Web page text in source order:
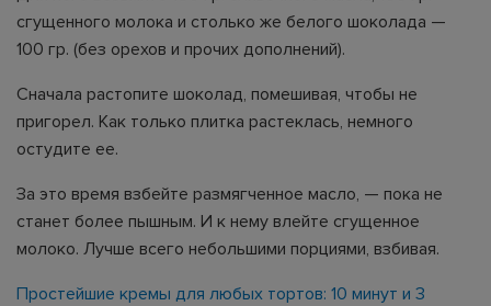
сгущенного молока и столько же белого шоколада —
100 гр. (без орехов и прочих дополнений).
Сначала растопите шоколад, помешивая, чтобы не
пригорел. Как только плитка растеклась, немного
остудите ее.
За это время взбейте размягченное масло, — пока не
станет более пышным. И к нему влейте сгущенное
молоко. Лучше всего небольшими порциями, взбивая.
Простейшие кремы для любых тортов: 10 минут и 3